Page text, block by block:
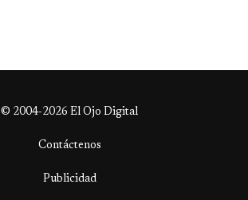
© 2004-2026 El Ojo Digital
Contáctenos
Publicidad